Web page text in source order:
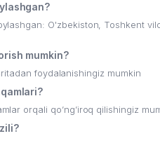
O'zbekiston, Toshkent
mumkin?
foydalanishingiz mumkin
orqali qo’ng’iroq qilishingiz